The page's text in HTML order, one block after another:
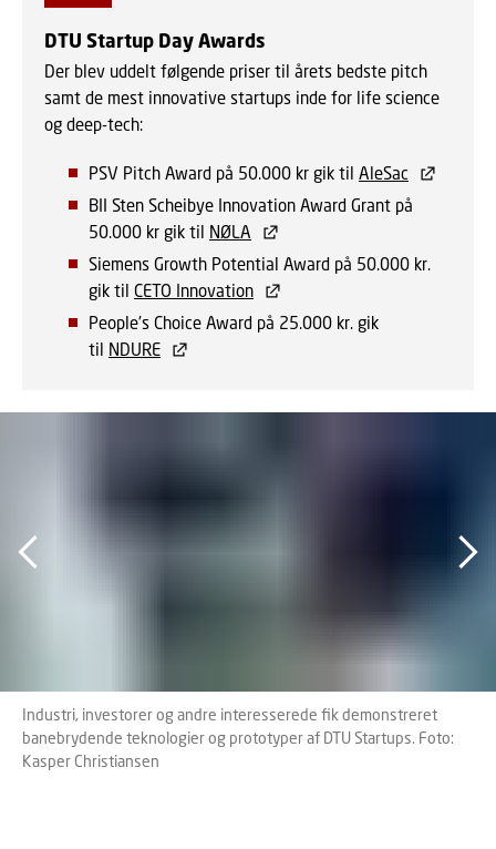
DTU Startup Day Awards
Der blev uddelt følgende priser til årets bedste pitch
samt de mest innovative startups inde for life science
og deep-tech:
PSV Pitch Award på 50.000 kr gik til AleSac
BII Sten Scheibye Innovation Award Grant på
50.000 kr gik til NØLA
Siemens Growth Potential Award på 50.000 kr.
gik til CETO Innovation
People's Choice Award på 25.000 kr. gik
til NDURE
Industri, investorer og andre interesserede fik demonstreret
banebrydende teknologier og prototyper af DTU Startups. Foto:
Kasper Christiansen